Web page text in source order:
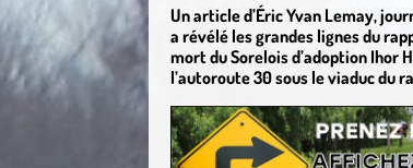
Un article d’Éric Yvan Lemay,
a révélé les grandes lignes du
mort du Sorelois d’adoption Ihor
l’autoroute 30 sous le viaduc du